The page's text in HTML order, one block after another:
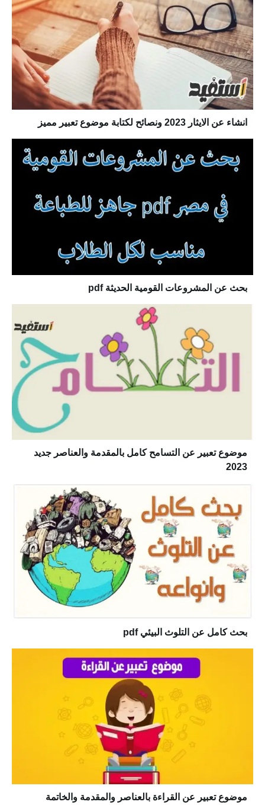
انشاء عن الايثار 2023 ونصائح لكتابة موضوع تعبير مميز
بحث عن المشروعات القومية الحديثة pdf
موضوع تعبير عن التسامح كامل بالمقدمة والعناصر جديد
2023
بحث كامل عن التلوث البيئي pdf
موضوع تعبير عن القراءة بالعناصر والمقدمة والخاتمة